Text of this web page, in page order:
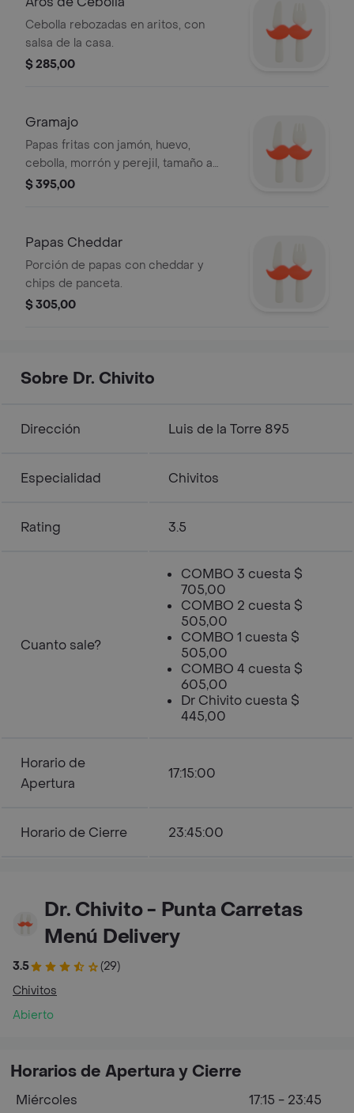
Cebolla rebozadas en aritos, con
salsa de la casa.
$ 285,00
Gramajo
Papas fritas con jamón, huevo,
cebolla, morrón y perejil, tamaño a
elegir.
$ 395,00
Papas Cheddar
Porción de papas con cheddar y
chips de panceta.
$ 305,00
Sobre Dr. Chivito
Dirección Luis de la Torre 895
Especialidad Chivitos
Rating 3.5
Cuanto sale?
COMBO 3 cuesta $
705,00
COMBO 2 cuesta $
505,00
COMBO 1 cuesta $
505,00
COMBO 4 cuesta $
605,00
Dr Chivito cuesta $
445,00
Horario de
Apertura
17:15:00
Horario de Cierre 23:45:00
Dr. Chivito - Punta Carretas
Menú Delivery
3.5
(29)
Chivitos
Abierto
Horarios de Apertura y Cierre
Miércoles
17:15 - 23:45